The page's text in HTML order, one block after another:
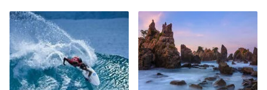
President